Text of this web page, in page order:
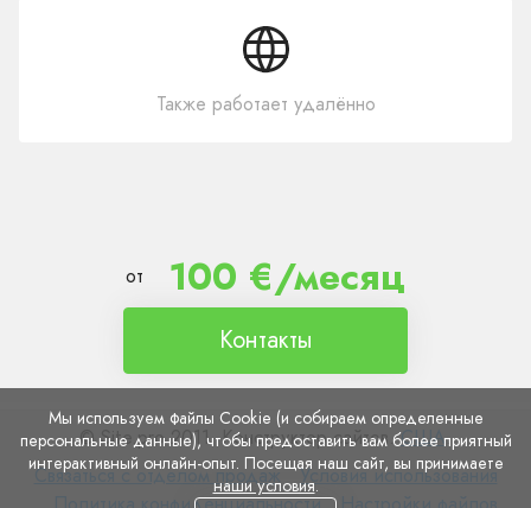
Также работает удалённо
от 100 €/месяц
Контакты
© Site.pro 2011. Конструктор сайтов.США.
Связаться
Связаться с отделом продаж
Условия
использования
Условия использования
Мы используем файлы Cookie (и собираем определенные
персональные данные), чтобы предоставить вам более приятный
интерактивный онлайн-опыт. Посещая наш сайт, вы принимаете
наши условия.